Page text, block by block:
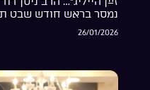
נמסר בראש חודש שבט
26/01/2026